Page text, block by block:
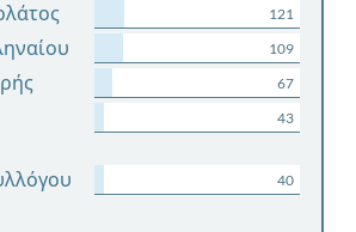
121
109
67
43
40